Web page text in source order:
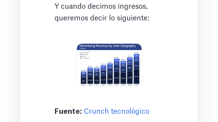
Y cuando decimos ingresos,
queremos decir lo siguiente:
Fuente: Crunch tecnológico